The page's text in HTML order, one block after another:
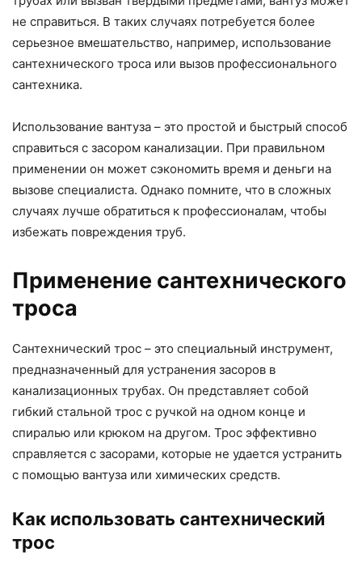
не справиться. В таких случаях потребуется более
серьезное вмешательство, например, использование
сантехнического троса или вызов профессионального
сантехника.
Использование вантуза – это простой и быстрый способ
справиться с засором канализации. При правильном
применении он может сэкономить время и деньги на
вызове специалиста. Однако помните, что в сложных
случаях лучше обратиться к профессионалам, чтобы
избежать повреждения труб.
Применение сантехнического
троса
Сантехнический трос – это специальный инструмент,
предназначенный для устранения засоров в
канализационных трубах. Он представляет собой
гибкий стальной трос с ручкой на одном конце и
спиралью или крюком на другом. Трос эффективно
справляется с засорами, которые не удается устранить
с помощью вантуза или химических средств.
Как использовать сантехнический
трос